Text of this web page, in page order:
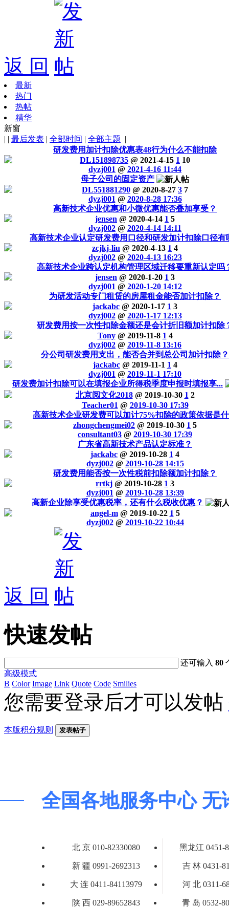
返 回
最新
热门
热帖
精华
新窗
| | 最后发表 | 全部时间 | 全部主题 |
研发费用加计扣除优惠表48行为什么不能扣除
DL151898735 @ 2021-4-15 1 10
dyzj001 @ 2021-4-16 11:44
母子公司的固定资产
DL551881290 @ 2020-8-27 3 7
dyzj001 @ 2020-8-28 17:36
高新技术企业优惠和小微优惠能否叠加享受？
jensen @ 2020-4-14 1 5
dyzj002 @ 2020-4-14 14:11
高新技术企业认定研发费用口径和研发加计扣除口径有
zcjkj-liu @ 2020-4-13 1 4
dyzj002 @ 2020-4-13 16:23
高新技术企业跨认定机构管理区域迁移要重新认定吗
jensen @ 2020-1-20 1 3
dyzj001 @ 2020-1-20 14:12
为研发活动专门租赁的房屋租金能否加计扣除？
jackabc @ 2020-1-17 1 3
dyzj002 @ 2020-1-17 12:13
研发费用按一次性扣除金额还是会计折旧额加计扣除
Tony @ 2019-11-8 1 4
dyzj002 @ 2019-11-8 13:16
分公司研发费用支出，能否合并到总公司加计扣除？
jackabc @ 2019-11-1 1 4
dyzj001 @ 2019-11-1 17:10
研发费加计扣除可以在填报企业所得税季度申报时填报享...
北京阅文化2018 @ 2019-10-30 1 2
Teacher01 @ 2019-10-30 17:39
高新技术企业研发费可以加计75%扣除的政策依据是
zhongchengmei02 @ 2019-10-30 1 5
consultant03 @ 2019-10-30 17:39
广东省高新技术产品认定标准？
jackabc @ 2019-10-28 1 4
dyzj002 @ 2019-10-28 14:15
研发费用能否按一次性税前扣除额加计扣除？
rrtkj @ 2019-10-28 1 3
dyzj001 @ 2019-10-28 13:39
高新企业除享受优惠税率，还有什么税收优惠？
angel-m @ 2019-10-22 1 5
dyzj002 @ 2019-10-22 10:44
返 回
快速发帖
还可输入80
高级模式
B Color Image Link Quote Code Smilies
您需要登录后才可以发帖
本版积分规则 发表帖子
全国各地服务中心
北 京 010-82330080 黑龙江 0451-
新 疆 0991-2692313 吉 林 0431-
大 连 0411-84113979 河 北 0311-
陕 西 029-89652843 青 岛 0532-